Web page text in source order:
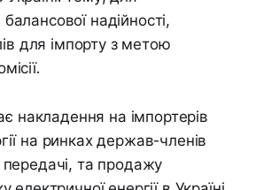
надійності,
для імпорту з метою
накладення на імпортерів
на ринках держав-членів
передачі, та продажу